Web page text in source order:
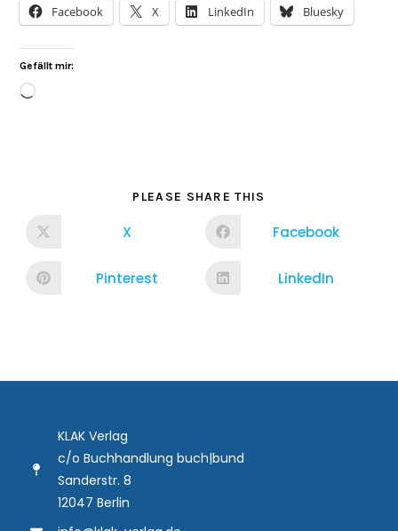
Facebook X LinkedIn Bluesky
Gefällt mir:
PLEASE SHARE THIS
X Facebook
Pinterest LinkedIn
KLAK Verlag
c/o Buchhandlung buch|bund
Sanderstr. 8
12047 Berlin